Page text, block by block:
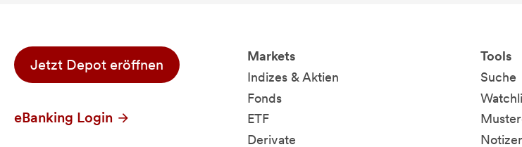
Jetzt Depot eröffnen
eBanking Login
Markets
Indizes & Aktien
Fonds
ETF
Derivate
Tools
Suche